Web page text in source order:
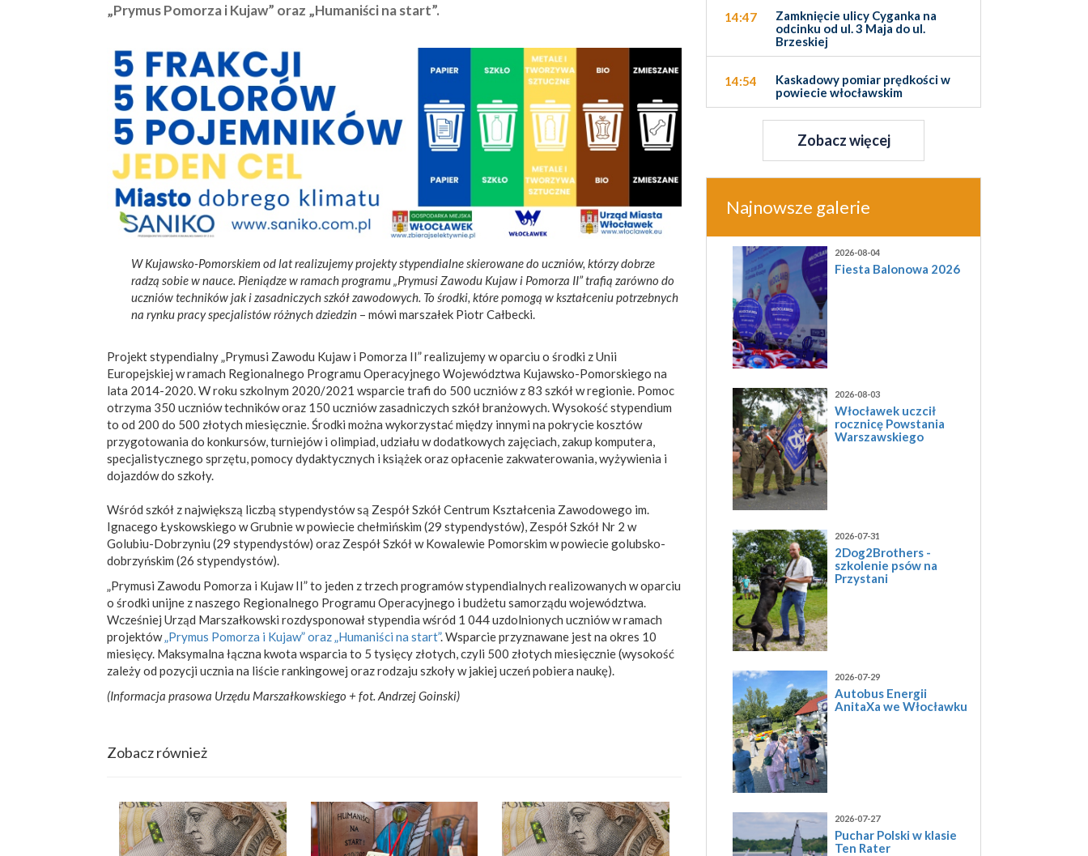
„Prymus Pomorza i Kujaw” oraz „Humaniści na start”.
W Kujawsko-Pomorskiem od lat realizujemy projekty stypendialne skierowane do uczniów, którzy dobrze
radzą sobie w nauce. Pieniądze w ramach programu „Prymusi Zawodu Kujaw i Pomorza II” trafią zarówno do
uczniów techników jak i zasadniczych szkół zawodowych. To środki, które pomogą w kształceniu potrzebnych
na rynku pracy specjalistów różnych dziedzin – mówi marszałek Piotr Całbecki.
Projekt stypendialny „Prymusi Zawodu Kujaw i Pomorza II” realizujemy w oparciu o środki z Unii
Europejskiej w ramach Regionalnego Programu Operacyjnego Województwa Kujawsko-Pomorskiego na
lata 2014-2020. W roku szkolnym 2020/2021 wsparcie trafi do 500 uczniów z 83 szkół w regionie. Pomoc
otrzyma 350 uczniów techników oraz 150 uczniów zasadniczych szkół branżowych. Wysokość stypendium
to od 200 do 500 złotych miesięcznie. Środki można wykorzystać między innymi na pokrycie kosztów
przygotowania do konkursów, turniejów i olimpiad, udziału w dodatkowych zajęciach, zakup komputera,
specjalistycznego sprzętu, pomocy dydaktycznych i książek oraz opłacenie zakwaterowania, wyżywienia i
dojazdów do szkoły.
Wśród szkół z największą liczbą stypendystów są Zespół Szkół Centrum Kształcenia Zawodowego im.
Ignacego Łyskowskiego w Grubnie w powiecie chełmińskim (29 stypendystów), Zespół Szkół Nr 2 w
Golubiu-Dobrzyniu (29 stypendystów) oraz Zespół Szkół w Kowalewie Pomorskim w powiecie golubsko-
dobrzyńskim (26 stypendystów).
„Prymusi Zawodu Pomorza i Kujaw II” to jeden z trzech programów stypendialnych realizowanych w oparciu
o środki unijne z naszego Regionalnego Programu Operacyjnego i budżetu samorządu województwa.
Wcześniej Urząd Marszałkowski rozdysponował stypendia wśród 1 044 uzdolnionych uczniów w ramach
projektów„Prymus Pomorza i Kujaw” oraz „Humaniści na start”. Wsparcie przyznawane jest na okres 10
miesięcy. Maksymalna łączna kwota wsparcia to 5 tysięcy złotych, czyli 500 złotych miesięcznie (wysokość
zależy od pozycji ucznia na liście rankingowej oraz rodzaju szkoły w jakiej uczeń pobiera naukę).
(Informacja prasowa Urzędu Marszałkowskiego + fot. Andrzej Goinski)
Zobacz również
14:47
Zamknięcie ulicy Cyganka na
odcinku od ul. 3 Maja do ul.
Brzeskiej
14:54
Kaskadowy pomiar prędkości w
powiecie włocławskim
Zobacz więcej
Najnowsze galerie
2026-08-04
Fiesta Balonowa 2026
2026-08-03
Włocławek uczcił
rocznicę Powstania
Warszawskiego
2026-07-31
2Dog2Brothers -
szkolenie psów na
Przystani
2026-07-29
Autobus Energii
AnitaXa we Włocławku
2026-07-27
Puchar Polski w klasie
Ten Rater